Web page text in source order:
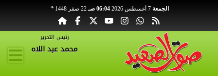
الجمعة 7 أغسطس 2026 06:04 صـ 22 صفر 1448 هـ
رئيس التحرير
محمد عبد اللاه